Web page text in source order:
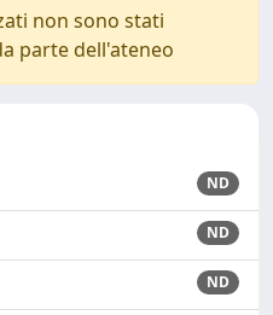
non sono stati
parte dell'ateneo
ND
ND
ND